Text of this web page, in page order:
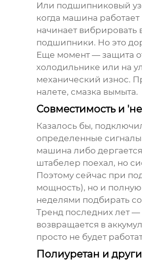
Или подшипниковый
когда машина
начинает
подшипники. Но это
Еще момент — защита
холодильнике или на
механический износ.
налете, смазка вымыта.
Совместимость и
Казалось бы,
определенные
машина либо
штабелер поехал, но
Поэтому сейчас при
мощность), но и
неделями подбирать
Тренд последних лет —
возвращается в
просто не будет
Полиуретан и